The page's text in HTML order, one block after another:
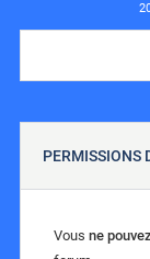
PERMISSIONS
Vous ne